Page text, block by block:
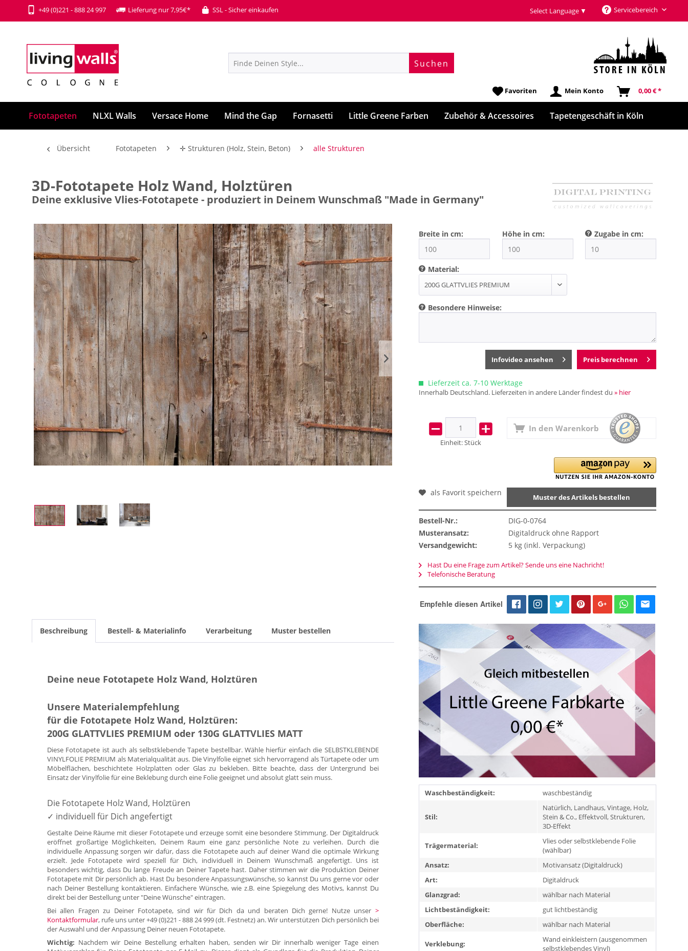
+49 (0)221 - 888 24 997 Lieferung nur 7,95€* SSL - Sicher einkaufen Servicebereich
Select Language ▼
Suchen
Favoriten Mein Konto 0,00 € *
Fototapeten NLXL Walls Versace Home Mind the Gap Fornasetti Little Greene Farben Zubehör & Accessoires Tapetengeschäft in Köln
Übersicht Fototapeten ✛ Strukturen (Holz, Stein, Beton) alle Strukturen
3D-Fototapete Holz Wand, Holztüren
Deine exklusive Vlies-Fototapete - produziert in Deinem Wunschmaß "Made in Germany"
Breite in cm: Höhe in cm: Zugabe in cm:
Material:
Besondere Hinweise:
Preis berechnen
Infovideo ansehen
Lieferzeit ca. 7-10 Werktage
Innerhalb Deutschland. Lieferzeiten in andere Länder findest du» hier
Einheit:Stück
In den Warenkorb
Muster des Artikels bestellen
als Favorit speichern
Bestell-Nr.:
DIG-0-0764
Musteransatz:
Digitaldruck ohne Rapport
Versandgewicht:
5 kg (inkl. Verpackung)
Hast Du eine Frage zum Artikel? Sende uns eine Nachricht!
Telefonische Beratung
Empfehle diesen Artikel
Waschbeständigkeit: waschbeständig
Stil:
Natürlich, Landhaus, Vintage, Holz,
Stein & Co., Effektvoll, Strukturen,
3D-Effekt
Trägermaterial:
Vlies oder selbstklebende Folie
(wählbar)
Ansatz:
Motivansatz (Digitaldruck)
Art:
Digitaldruck
Glanzgrad:
wählbar nach Material
Lichtbeständigkeit:
gut lichtbeständig
Oberfläche:
wählbar nach Material
Verklebung:
Wand einkleistern (ausgenommen
selbstklebendes Vinyl)
Beschreibung Bestell- & Materialinfo Verarbeitung Muster bestellen
Deine neue Fototapete Holz Wand, Holztüren
Unsere Materialempfehlung
für die Fototapete Holz Wand, Holztüren:
200G GLATTVLIES PREMIUM oder 130G GLATTVLIES MATT
Diese Fototapete ist auch als selbstklebende Tapete bestellbar. Wähle hierfür einfach die SELBSTKLEBENDE
VINYLFOLIE PREMIUM als Materialqualität aus. Die Vinylfolie eignet sich hervorragend als Türtapete oder um
Möbelflächen, beschichtete Holzplatten oder Glas zu bekleben. Bitte beachte, dass der Untergrund bei
Einsatz der Vinylfolie für eine Beklebung durch eine Folie geeignet und absolut glatt sein muss.
Die Fototapete Holz Wand, Holztüren
✓ individuell für Dich angefertigt
Gestalte Deine Räume mit dieser Fototapete und erzeuge somit eine besondere Stimmung. Der Digitaldruck
eröffnet großartige Möglichkeiten, Deinem Raum eine ganz persönliche Note zu verleihen. Durch die
individuelle Anpassung sorgen wir dafür, dass die Fototapete auch auf deiner Wand die optimale Wirkung
erzielt. Jede Fototapete wird speziell für Dich, individuell in Deinem Wunschmaß angefertigt. Uns ist
besonders wichtig, dass Du lange Freude an Deiner Tapete hast. Daher stimmen wir die Produktion Deiner
Fototapete mit Dir persönlich ab. Hast Du besondere Anpassungswünsche, so kannst Du uns gerne vor oder
nach Deiner Bestellung kontaktieren. Einfachere Wünsche, wie z.B. eine Spiegelung des Motivs, kannst Du
direkt bei der Bestellung unter "Deine Wünsche" eintragen.
Bei allen Fragen zu Deiner Fototapete, sind wir für Dich da und beraten Dich gerne! Nutze unser >
Kontaktformular, rufe uns unter +49 (0)221 - 888 24 999 (dt. Festnetz) an. Wir unterstützen Dich persönlich bei
der Auswahl und der Anpassung Deiner neuen Fototapete.
Wichtig: Nachdem wir Deine Bestellung erhalten haben, senden wir Dir innerhalb weniger Tage einen